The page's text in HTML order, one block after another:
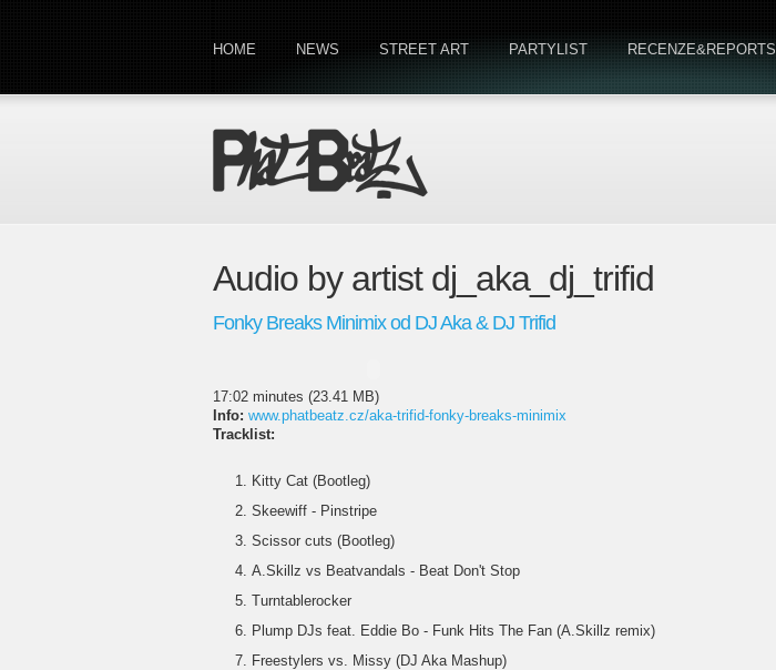
HOME NEWS STREET ART PARTYLIST RECENZE&REPORTS
Audio by artist dj_aka_dj_trifid
Fonky Breaks Minimix od DJ Aka & DJ Trifid
17:02 minutes (23.41 MB)
Info: www.phatbeatz.cz/aka-trifid-fonky-breaks-minimix
Tracklist:
Kitty Cat (Bootleg)
Skeewiff - Pinstripe
Scissor cuts (Bootleg)
A.Skillz vs Beatvandals - Beat Don't Stop
Turntablerocker
Plump DJs feat. Eddie Bo - Funk Hits The Fan (A.Skillz remix)
Freestylers vs. Missy (DJ Aka Mashup)